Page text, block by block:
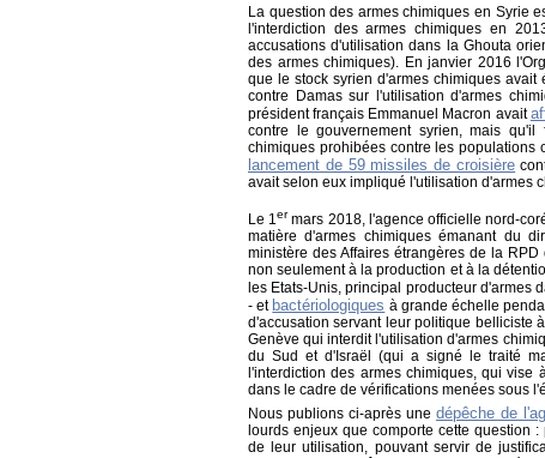
La question des armes chimiques en Syrie
l'interdiction des armes chimiques en
accusations d'utilisation dans la Ghouta
des armes chimiques). En janvier 2016
que le stock syrien d'armes chimiques avait
contre Damas sur l'utilisation d'armes
président français Emmanuel Macron avait
contre le gouvernement syrien, mais
chimiques prohibées contre les populations
lancement de 59 missiles de croisière
avait selon eux impliqué l'utilisation d'armes
Le 1er mars 2018, l'agence officielle nord-
matière d'armes chimiques émanant du
ministère des Affaires étrangères de la
non seulement à la production et à la
les Etats-Unis, principal producteur d'armes
- et bactériologiques à grande échelle
d'accusation servant leur politique belliciste
Genève qui interdit l'utilisation d'armes
du Sud et d'Israël (qui a signé le traité
l'interdiction des armes chimiques, qui
dans le cadre de vérifications menées sous
Nous publions ci-après une dépêche de
lourds enjeux que comporte cette question
de leur utilisation, pouvant servir de